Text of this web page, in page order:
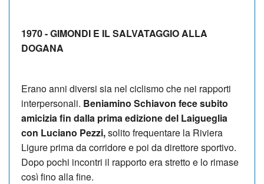
1970 - GIMONDI E IL SALVATAGGIO ALLA
DOGANA
Erano anni diversi sia nel ciclismo che nei rapporti
interpersonali. Beniamino Schiavon fece subito
amicizia fin dalla prima edizione del Laigueglia
con Luciano Pezzi,solito frequentare la Riviera
Ligure prima da corridore e poi da direttore sportivo.
Dopo pochi incontri il rapporto era stretto e lo rimase
così fino alla fine.